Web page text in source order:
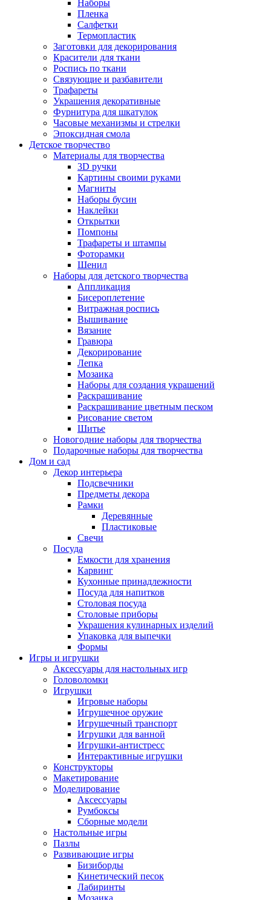
Наборы
Пленка
Салфетки
Термопластик
Заготовки для декорирования
Красители для ткани
Роспись по ткани
Связующие и разбавители
Трафареты
Украшения декоративные
Фурнитура для шкатулок
Часовые механизмы и стрелки
Эпоксидная смола
Детское творчество
Материалы для творчества
3D ручки
Картины своими руками
Магниты
Наборы бусин
Наклейки
Открытки
Помпоны
Трафареты и штампы
Фоторамки
Шенил
Наборы для детского творчества
Аппликация
Бисероплетение
Витражная роспись
Вышивание
Вязание
Гравюра
Декорирование
Лепка
Мозаика
Наборы для создания украшений
Раскрашивание
Раскрашивание цветным песком
Рисование светом
Шитье
Новогодние наборы для творчества
Подарочные наборы для творчества
Дом и сад
Декор интерьера
Подсвечники
Предметы декора
Рамки
Деревянные
Пластиковые
Свечи
Посуда
Емкости для хранения
Карвинг
Кухонные принадлежности
Посуда для напитков
Столовая посуда
Столовые приборы
Украшения кулинарных изделий
Упаковка для выпечки
Формы
Игры и игрушки
Аксессуары для настольных игр
Головоломки
Игрушки
Игровые наборы
Игрушечное оружие
Игрушечный транспорт
Игрушки для ванной
Игрушки-антистресс
Интерактивные игрушки
Конструкторы
Макетирование
Моделирование
Аксессуары
Румбоксы
Сборные модели
Настольные игры
Пазлы
Развивающие игры
Бизиборды
Кинетический песок
Лабиринты
Мозаика